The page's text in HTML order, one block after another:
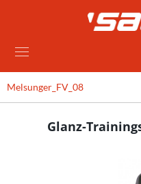
Melsunger_FV_08
Glanz-